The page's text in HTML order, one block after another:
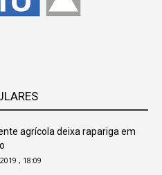
agrícola deixa rapariga em
, 18:09